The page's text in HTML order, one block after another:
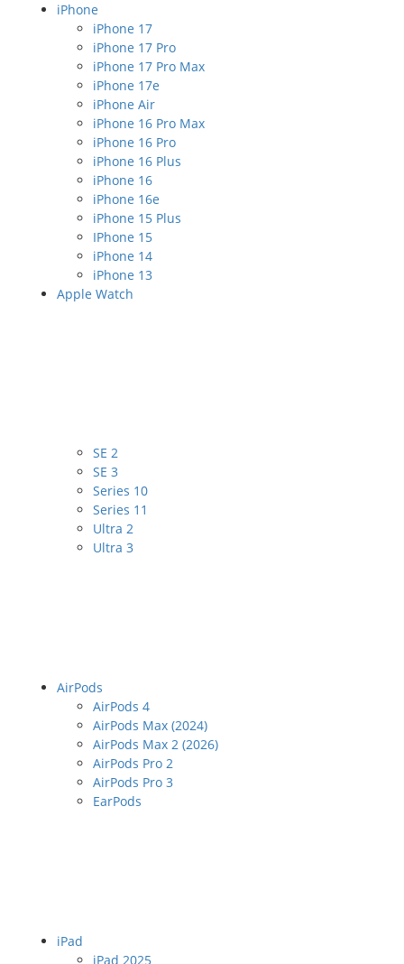
iPhone
iPhone 17
iPhone 17 Pro
iPhone 17 Pro Max
iPhone 17e
iPhone Air
iPhone 16 Pro Max
iPhone 16 Pro
iPhone 16 Plus
iPhone 16
iPhone 16e
iPhone 15 Plus
IPhone 15
iPhone 14
iPhone 13
Apple Watch
SE 2
SE 3
Series 10
Series 11
Ultra 2
Ultra 3
AirPods
AirPods 4
AirPods Max (2024)
AirPods Max 2 (2026)
AirPods Pro 2
AirPods Pro 3
EarPods
iPad
iPad 2025